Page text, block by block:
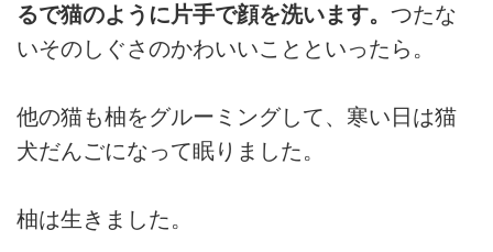
るで猫のように片手で顔を洗います。 つたな
いそのしぐさのかわいいことといったら。
他の猫も柚をグルーミングして、寒い日は猫
犬だんごになって眠りました。
柚は生きました。